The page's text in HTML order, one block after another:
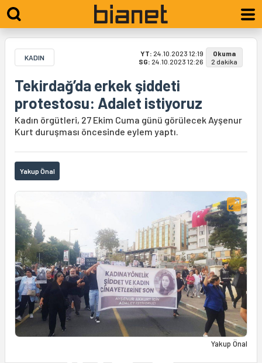
KADIN YT: 24.10.2023 12:19
SG: 24.10.2023 12:26
Okuma
2 dakika
Tekirdağ’da erkek şiddeti
protestosu: Adalet istiyoruz
Kadın örgütleri, 27 Ekim Cuma günü görülecek Ayşenur
Kurt duruşması öncesinde eylem yaptı.
Yakup Önal
Yakup Önal